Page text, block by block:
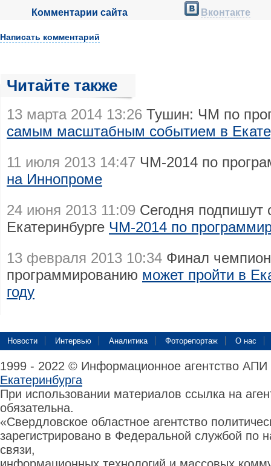
Комментарии сайта Вконтакте
Написать комментарий
Читайте также
13 марта 2014 13:26 Тушин: ЧМ по
самым масштабным событием в
11 июля 2013 14:47 ЧМ-2014 по
на Иннопроме
24 июня 2013 11:09 Сегодня подпишут
Екатеринбурге ЧМ-2014 по
13 февраля 2013 10:34 Финал
программированию может пройти в
году
Новости Интервью Аналитика Фоторепортаж О нас
1999 - 2022 © Информационное агентство
Екатеринбурга
При использовании материалов ссылка на
обязательна.
«Свердловское областное агентство
зарегистрировано в Федеральной службой по
связи,